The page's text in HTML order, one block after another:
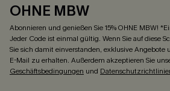
OHNE MBW
Abonnieren und genießen Sie 15% OHNE MBW!
Jeder Code ist einmal gültig. Wenn Sie auf diese
Sie sich damit einverstanden, exklusive Angebote
E-Mail zu erhalten. Außerdem akzeptieren Sie
Geschäftsbedingungen und